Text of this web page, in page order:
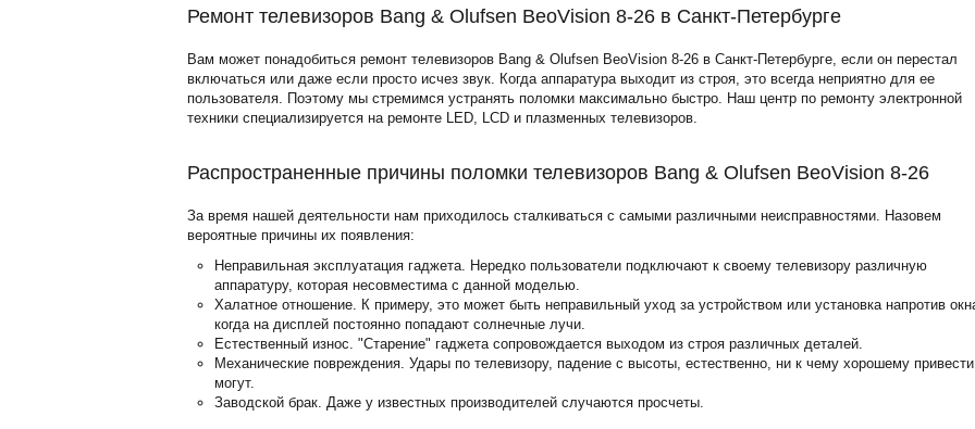
Ремонт телевизоров Bang & Olufsen BeoVision 8-26 в Санкт-Петербурге
Вам может понадобиться ремонт телевизоров Bang & Olufsen BeoVision 8-26 в Санкт-Петербурге, если он перестал
включаться или даже если просто исчез звук. Когда аппаратура выходит из строя, это всегда неприятно для ее
пользователя. Поэтому мы стремимся устранять поломки максимально быстро. Наш центр по ремонту электронной
техники специализируется на ремонте LED, LCD и плазменных телевизоров.
Распространенные причины поломки телевизоров Bang & Olufsen BeoVision 8-26
За время нашей деятельности нам приходилось сталкиваться с самыми различными неисправностями. Назовем
вероятные причины их появления:
Неправильная эксплуатация гаджета. Нередко пользователи подключают к своему телевизору различную
аппаратуру, которая несовместима с данной моделью.
Халатное отношение. К примеру, это может быть неправильный уход за устройством или установка напротив
когда на дисплей постоянно попадают солнечные лучи.
Естественный износ. "Старение" гаджета сопровождается выходом из строя различных деталей.
Механические повреждения. Удары по телевизору, падение с высоты, естественно, ни к чему хорошему
могут.
Заводской брак. Даже у известных производителей случаются просчеты.